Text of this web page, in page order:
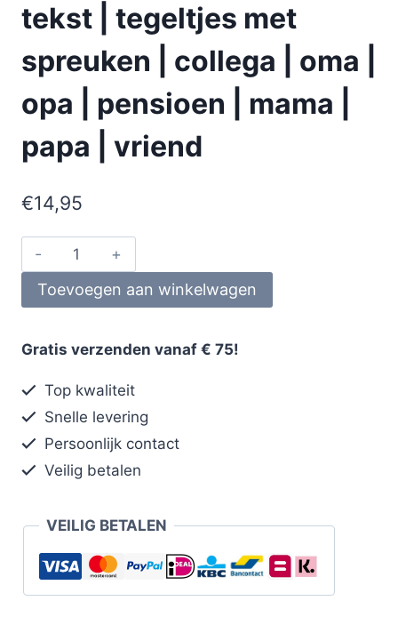
tekst | tegeltjes met
spreuken | collega | oma |
opa | pensioen | mama |
papa | vriend
€14,95
Toevoegen aan winkelwagen
Gratis verzenden vanaf € 75!
Top kwaliteit
Snelle levering
Persoonlijk contact
Veilig betalen
VEILIG BETALEN